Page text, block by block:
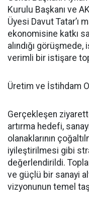
Kurulu Başkanı ve
Üyesi Davut Tatar’ı
ekonomisine katkı
alındığı
verimli bir istişare
Üretim ve İstihdam
Gerçekleşen
artırma hedefi,
olanaklarının
iyileştirilmesi gibi
değerlendirildi.
ve güçlü bir sanayi
vizyonunun temel